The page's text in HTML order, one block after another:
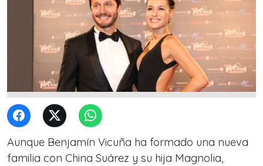
Aunque Benjamín Vicuña ha formado una nueva
familia con China Suárez y su hija Magnolia,